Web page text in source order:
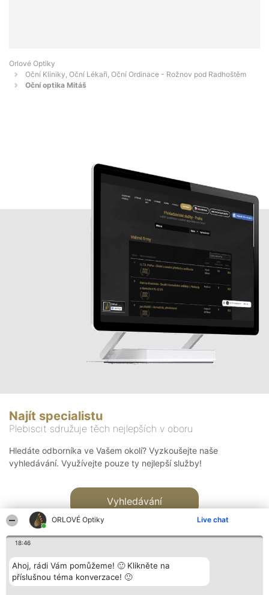
ORLOVÉ Optiky Live chat
18:46
Ahoj, rádi Vám pomůžeme! 🙂 Klikněte na
příslušnou téma konverzace! 🙂
Orlové Optiky
Oční Kliniky, Oční Lékaři, Oční Ordinace - Rožnov pod Radhoštěm
Oční optika Mitáš
Najít specialistu
Plebiscit sdružuje těch nejlepších v oboru
Hledáte odborníka ve Vašem okolí? Vyzkoušejte naše
vyhledávání. Využívejte pouze ty nejlepší služby!
Vyhledávání